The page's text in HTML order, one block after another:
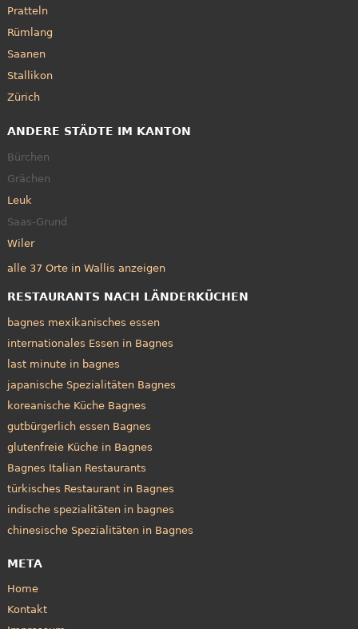
Pratteln
Rümlang
Saanen
Stallikon
Zürich
ANDERE STÄDTE IM KANTON
Bürchen
Grächen
Leuk
Saas-Grund
Wiler
alle 37 Orte in Wallis anzeigen
RESTAURANTS NACH LÄNDERKÜCHEN
bagnes mexikanisches essen
internationales Essen in Bagnes
last minute in bagnes
japanische Spezialitäten Bagnes
koreanische Küche Bagnes
gutbürgerlich essen Bagnes
glutenfreie Küche in Bagnes
Bagnes Italian Restaurants
türkisches Restaurant in Bagnes
indische spezialitäten in bagnes
chinesische Spezialitäten in Bagnes
META
Home
Kontakt